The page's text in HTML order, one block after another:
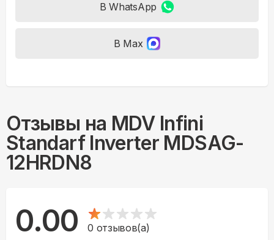
В WhatsApp
В Max
Отзывы на MDV Infini
Standarf Inverter MDSAG-
12HRDN8
0.00 0 отзывов(а)